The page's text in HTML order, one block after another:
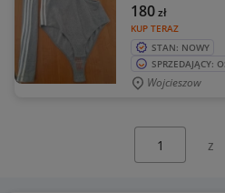
KUP TERAZ
180zł
STAN: NOWY
SPRZEDAJĄCY:
Wojcieszow